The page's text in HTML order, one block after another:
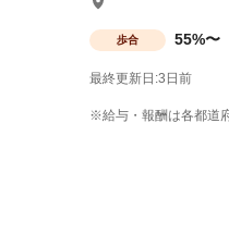
歩合 55%〜
最終更新日:3日前
※給与・報酬は各都道